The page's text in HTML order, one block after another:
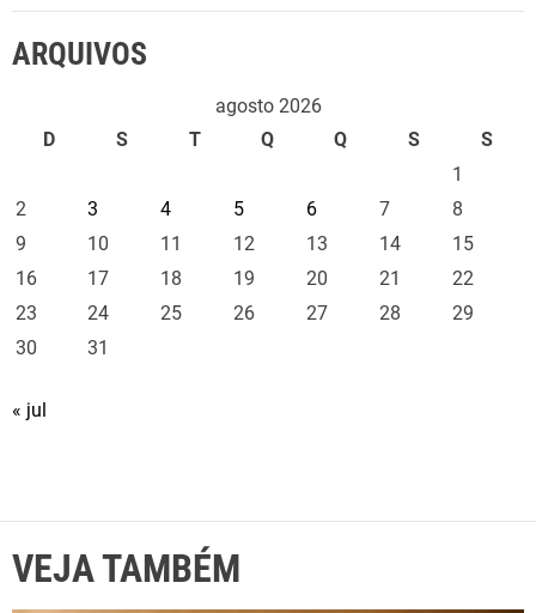
ARQUIVOS
agosto 2026
D
S T Q Q S
S
1
2
3 4 5 6 7
8
9
10 11 12 13 14
15
16
17 18 19 20 21
22
23
24 25 26 27 28
29
30
31
« jul
VEJA TAMBÉM